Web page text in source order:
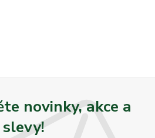
novinky, akce a
slevy!